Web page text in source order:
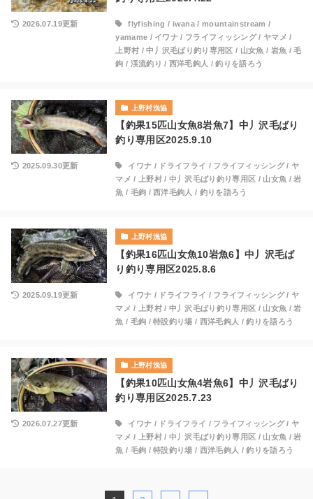
2026.07.19更新 flyfishing / iwana /mountainstream /
yamame / イワナ / フライフィッシング/ ヤマメ /
上野村 /中丿沢毛ばり釣り専用区 / 山女魚 / 岩魚 /毛
鉤 / 渓流釣り / 西洋毛鉤人 /釣りを語ろう
上野村漁協
【釣果15匹山女魚8岩魚7】中丿沢毛ばり
釣り専用区2025.9.10
2025.09.30更新 イワナ / ドライフライ / フライフィッシング/ ヤ
マメ / 上野村/ 中丿沢毛ばり釣り専用区 / 山女魚 /岩
魚 / 毛鉤 /西洋毛鉤人 / 釣りを語ろう
上野村漁協
【釣果16匹山女魚10岩魚6】中丿沢毛ば
り釣り専用区2025.8.6
2025.09.19更新 イワナ / ドライフライ / フライフィッシング/ ヤ
マメ / 上野村/ 中丿沢毛ばり釣り専用区 / 山女魚 /岩
魚 / 毛鉤 /特設釣り場 / 西洋毛鉤人 /釣りを語ろう
上野村漁協
【釣果10匹山女魚4岩魚6】中丿沢毛ばり
釣り専用区2025.7.23
2026.07.27更新 イワナ / ドライフライ / フライフィッシング/ ヤ
マメ / 上野村/ 中丿沢毛ばり釣り専用区 / 山女魚 /岩
魚 / 毛鉤 /特設釣り場 / 西洋毛鉤人 /釣りを語ろう